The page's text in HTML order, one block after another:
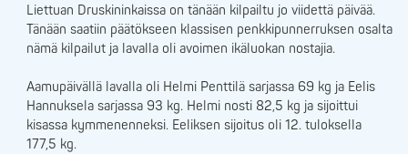
Liettuan Druskininkaissa on tänään kilpailtu jo viidettä päivää.
Tänään saatiin päätökseen klassisen penkkipunnerruksen osalta
nämä kilpailut ja lavalla oli avoimen ikäluokan nostajia.
Aamupäivällä lavalla oli Helmi Penttilä sarjassa 69 kg ja Eelis
Hannuksela sarjassa 93 kg. Helmi nosti 82,5 kg ja sijoittui
kisassa kymmenenneksi. Eeliksen sijoitus oli 12. tuloksella
177,5 kg.